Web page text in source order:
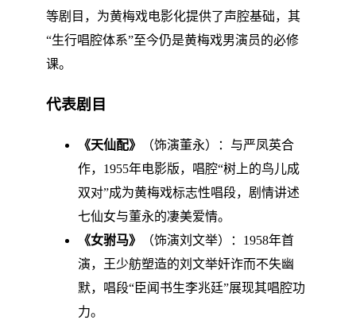
等剧目，为黄梅戏电影化提供了声腔基础，其
“生行唱腔体系”至今仍是黄梅戏男演员的必修
课。
代表剧目
《天仙配》
（饰演董永）：与严凤英合
作，1955年电影版，唱腔“树上的鸟儿成
双对”成为黄梅戏标志性唱段，剧情讲述
七仙女与董永的凄美爱情。
《女驸马》
（饰演刘文举）：1958年首
演，王少舫塑造的刘文举奸诈而不失幽
默，唱段“臣闻书生李兆廷”展现其唱腔功
力。